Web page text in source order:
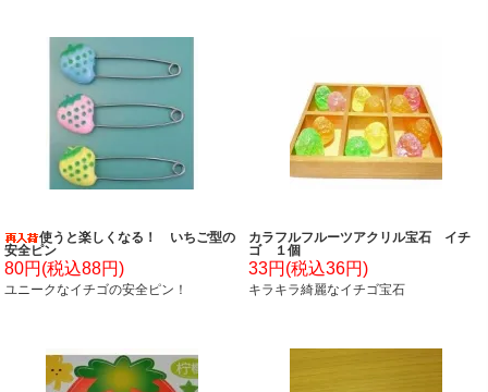
使うと楽しくなる！ いちご型の
安全ピン
80円(税込88円)
ユニークなイチゴの安全ピン！
カラフルフルーツアクリル宝石 イチ
ゴ １個
33円(税込36円)
キラキラ綺麗なイチゴ宝石